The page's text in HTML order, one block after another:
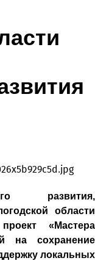
развития,
области
«Мастера
на сохранение
локальных